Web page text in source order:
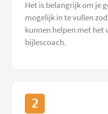
Het is belangrijk om je
mogelijk in te vullen
kunnen helpen met het
bijlescoach.
2